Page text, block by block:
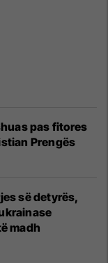
pas fitores
Prengës
së detyrës,
madh